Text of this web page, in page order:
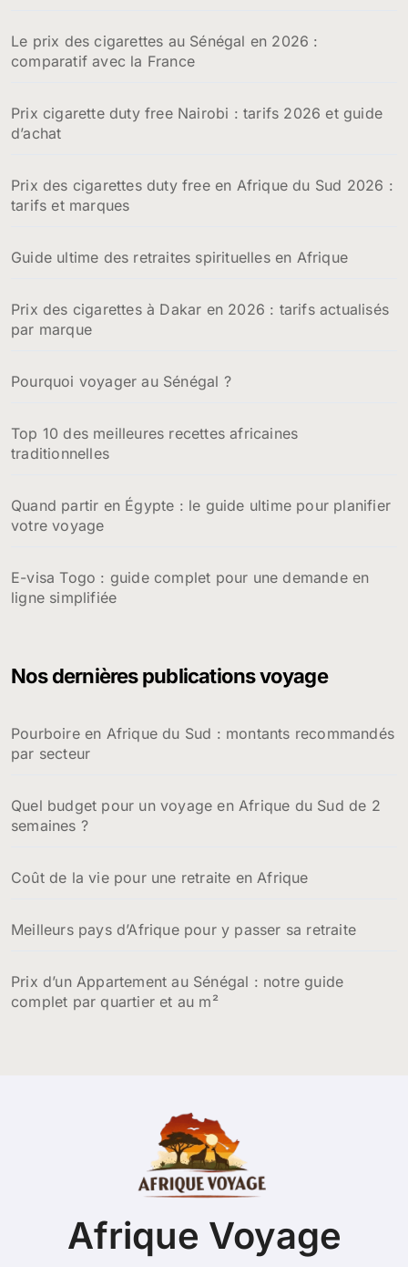
Le prix des cigarettes au Sénégal en 2026 :
comparatif avec la France
Prix cigarette duty free Nairobi : tarifs 2026 et guide
d’achat
Prix des cigarettes duty free en Afrique du Sud 2026 :
tarifs et marques
Guide ultime des retraites spirituelles en Afrique
Prix des cigarettes à Dakar en 2026 : tarifs actualisés
par marque
Pourquoi voyager au Sénégal ?
Top 10 des meilleures recettes africaines
traditionnelles
Quand partir en Égypte : le guide ultime pour planifier
votre voyage
E-visa Togo : guide complet pour une demande en
ligne simplifiée
Nos dernières publications voyage
Pourboire en Afrique du Sud : montants recommandés
par secteur
Quel budget pour un voyage en Afrique du Sud de 2
semaines ?
Coût de la vie pour une retraite en Afrique
Meilleurs pays d’Afrique pour y passer sa retraite
Prix d’un Appartement au Sénégal : notre guide
complet par quartier et au m²
Afrique Voyage